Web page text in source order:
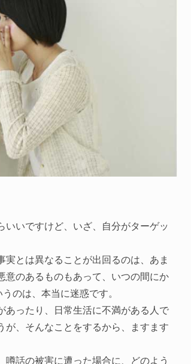
いですけど、いざ、自分がターゲッ
とは異なることが出回るのは、あま
意のあるものもあって、いつの間にか
のは、本当に迷惑です。
あったり、日常生活に不満がある人で
、そんなことをするから、ますます
話の被害に遭った場合に、どのよう